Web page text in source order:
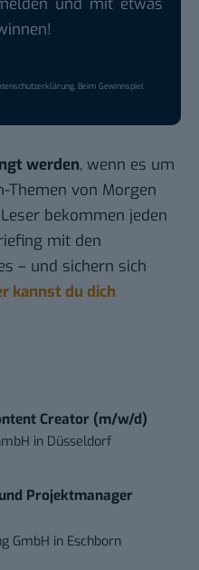
und mit etwas
. Beim Gewinnspiel
werden, wenn es um
Themen von Morgen
bekommen jeden
mit den
– und sichern sich
kannst du dich
Creator (m/w/d)
in Düsseldorf
Projektmanager
GmbH in Eschborn